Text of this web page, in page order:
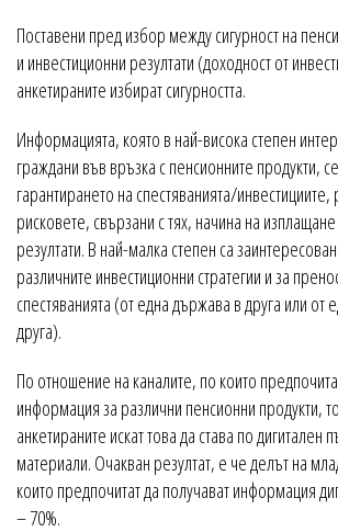
Поставени пред избор между сигурност на
и инвестиционни резултати (доходност от
анкетираните избират сигурността.
Информацията, която в най-висока степен
граждани във връзка с пенсионните продукти,
гарантирането на спестяванията/инвестициите,
рисковете, свързани с тях, начина на
резултати. В най-малка степен са
различните инвестиционни стратегии и за
спестяванията (от една държава в друга или от
друга).
По отношение на каналите, по които
информация за различни пенсионни продукти,
анкетираните искат това да става по дигитален
материали. Очакван резултат, е че делът на
които предпочитат да получават информация
– 70%.